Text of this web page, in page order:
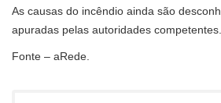
As causas do incêndio ainda são
apuradas pelas autoridades competentes.
Fonte – aRede.